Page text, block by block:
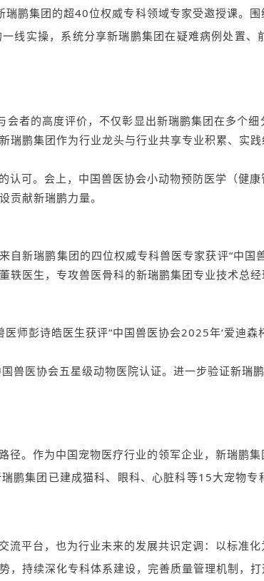
鹏集团的超40位权威专科领域专家受邀授课。
线实操，系统分享新瑞鹏集团在疑难病例处置
者的高度评价，不仅彰显出新瑞鹏集团在多个
鹏集团作为行业龙头与行业共享专业积累、实践
可。会上，中国兽医协会小动物预防医学（健
贡献新瑞鹏力量。
瑞鹏集团的四位权威专科兽医专家获评“中国
轶医生，专攻兽医骨科的新瑞鹏集团专业技术总
彭诗皓医生获评“中国兽医协会2025年‘爱迪森杯
医协会五星级动物医院认证。进一步验证新瑞
。作为中国宠物医疗行业的领军企业，新瑞鹏
鹏集团已建成猫科、眼科、心脏科等15大宠物
平台，也为行业未来的发展共识定调：以标准
，持续深化专科体系建设，完善质量管理机制，